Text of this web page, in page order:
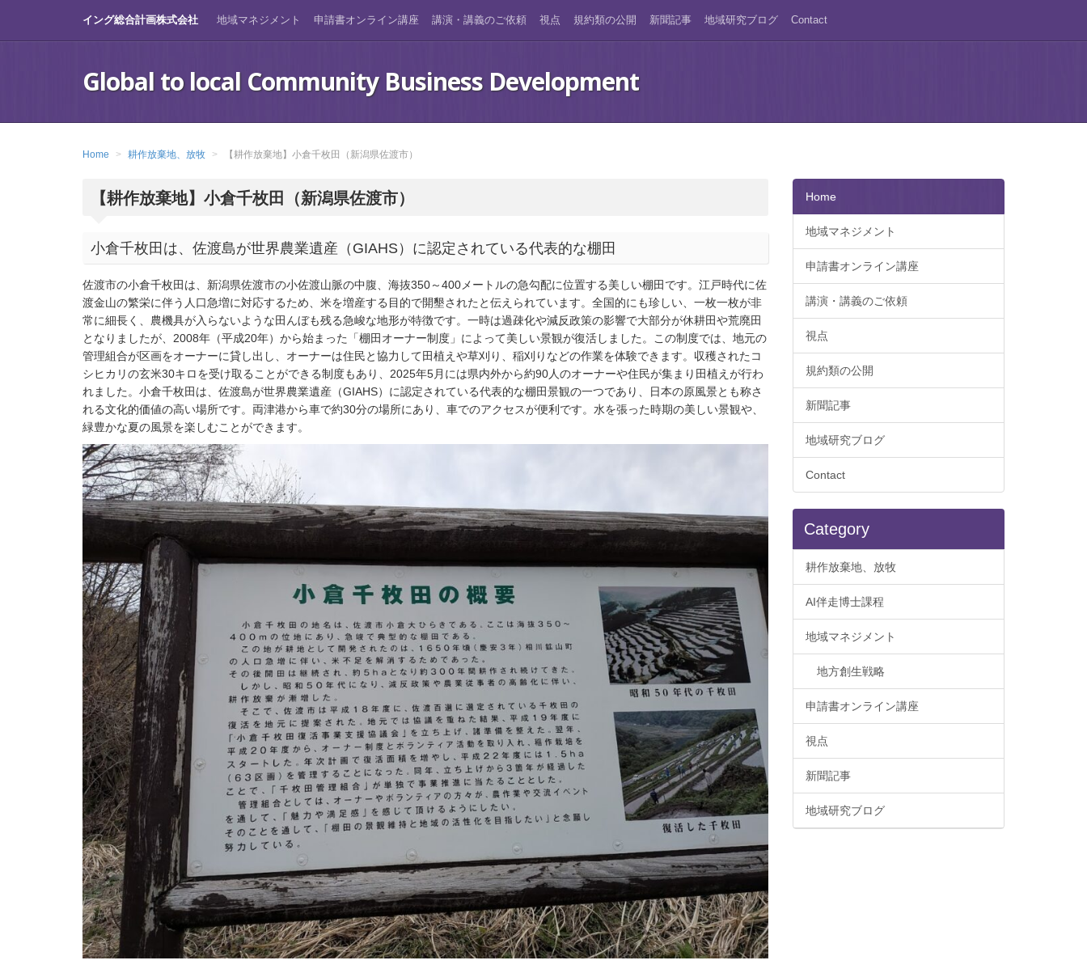
イング総合計画株式会社
to
main
地域マネジメント 申請書オンライン講座 講演・講義のご依頼 視点 規約類の公開 新聞記事 地域研究ブログ Contact
Global to local Community Business Development
Home 耕作放棄地、放牧 【耕作放棄地】小倉千枚田（新潟県佐渡市）
【耕作放棄地】小倉千枚田（新潟県佐渡市）
小倉千枚田は、佐渡島が世界農業遺産（GIAHS）に認定されている代表的な棚田
佐渡市の小倉千枚田は、新潟県佐渡市の小佐渡山脈の中腹、海抜350～400メートルの急勾配に位置する美しい棚田です。江戸時代に佐
渡金山の繁栄に伴う人口急増に対応するため、米を増産する目的で開墾されたと伝えられています。全国的にも珍しい、一枚一枚が非
常に細長く、農機具が入らないような田んぼも残る急峻な地形が特徴です。一時は過疎化や減反政策の影響で大部分が休耕田や荒廃田
となりましたが、2008年（平成20年）から始まった「棚田オーナー制度」によって美しい景観が復活しました 。この制度では、地元の
管理組合が区画をオーナーに貸し出し、オーナーは住民と協力して田植えや草刈り、稲刈りなどの作業を体験できます。収穫されたコ
シヒカリの玄米30キロを受け取ることができる制度もあり、2025年5月には県内外から約90人のオーナーや住民が集まり田植えが行わ
れました 。小倉千枚田は、佐渡島が世界農業遺産（GIAHS）に認定されている代表的な棚田景観の一つであり、日本の原風景とも称さ
れる文化的価値の高い場所です。両津港から車で約30分の場所にあり、車でのアクセスが便利です。水を張った時期の美しい景観や、
緑豊かな夏の風景を楽しむことができます。
Home
地域マネジメント
申請書オンライン講座
講演・講義のご依頼
視点
規約類の公開
新聞記事
地域研究ブログ
Contact
Category
耕作放棄地、放牧
AI伴走博士課程
地域マネジメント
地方創生戦略
申請書オンライン講座
視点
新聞記事
地域研究ブログ